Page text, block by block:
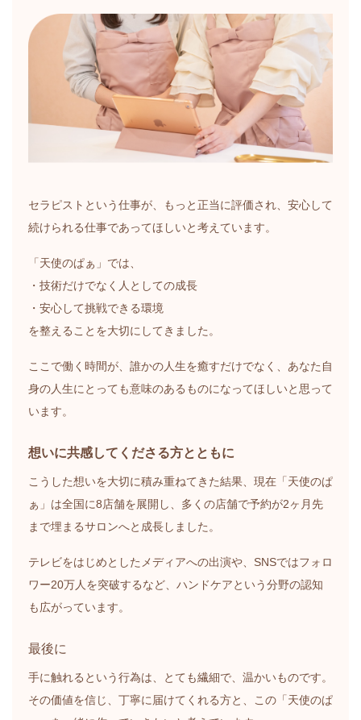
セラピストという仕事が、もっと正当に評価され、安心して
続けられる仕事であってほしいと考えています。
「天使のぱぁ」では、
・技術だけでなく人としての成長
・安心して挑戦できる環境
を整えることを大切にしてきました。
ここで働く時間が、誰かの人生を癒すだけでなく、あなた自
身の人生にとっても意味のあるものになってほしいと思って
います。
想いに共感してくださる方とともに
こうした想いを大切に積み重ねてきた結果、現在「天使のぱ
ぁ」は全国に8店舗を展開し、多くの店舗で予約が2ヶ月先
まで埋まるサロンへと成長しました。
テレビをはじめとしたメディアへの出演や、SNSではフォロ
ワー20万人を突破するなど、ハンドケアという分野の認知
も広がっています。
最後に
手に触れるという行為は、とても繊細で、温かいものです。
その価値を信じ、丁寧に届けてくれる方と、この「天使のぱ